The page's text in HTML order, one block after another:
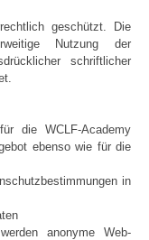
geschützt. Die
Nutzung der
schriftlicher
die WCLF-Academy
ebenso wie für die
in
anonyme Web-